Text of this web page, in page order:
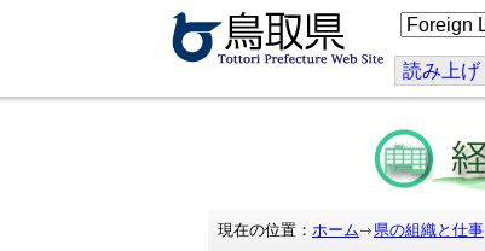
こ
の
ジ
を
訳
す
る
読み上げ
現在の位置： ホーム 県の組織と仕事